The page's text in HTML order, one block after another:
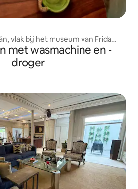
vlak bij het museum van Frida
met wasmachine en -
droger